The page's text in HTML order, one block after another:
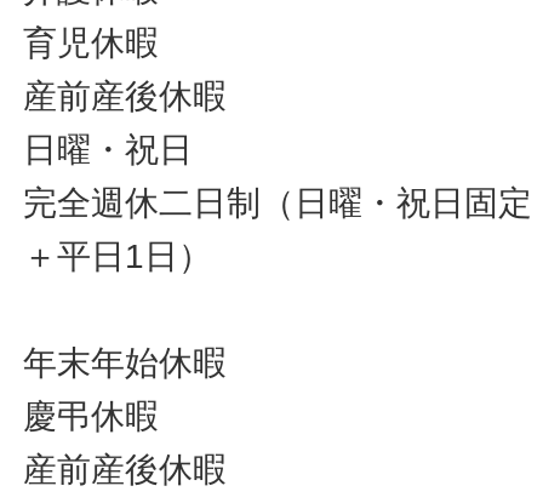
育児休暇
産前産後休暇
日曜・祝日
完全週休二日制（日曜・祝日固
＋平日1日）
年末年始休暇
慶弔休暇
産前産後休暇